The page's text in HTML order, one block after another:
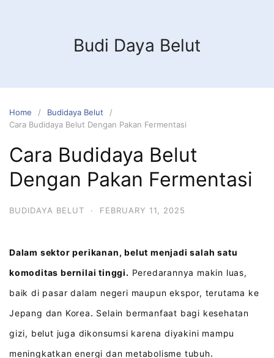
Budi Daya Belut
Home
Budidaya Belut
Cara Budidaya Belut Dengan Pakan Fermentasi
Cara Budidaya Belut
Dengan Pakan Fermentasi
BUDIDAYA BELUT · FEBRUARY 11, 2025
Dalam sektor perikanan, belut menjadi salah satu
komoditas bernilai tinggi. Peredarannya makin luas,
baik di pasar dalam negeri maupun ekspor, terutama ke
Jepang dan Korea. Selain bermanfaat bagi kesehatan
gizi, belut juga dikonsumsi karena diyakini mampu
meningkatkan energi dan metabolisme tubuh.